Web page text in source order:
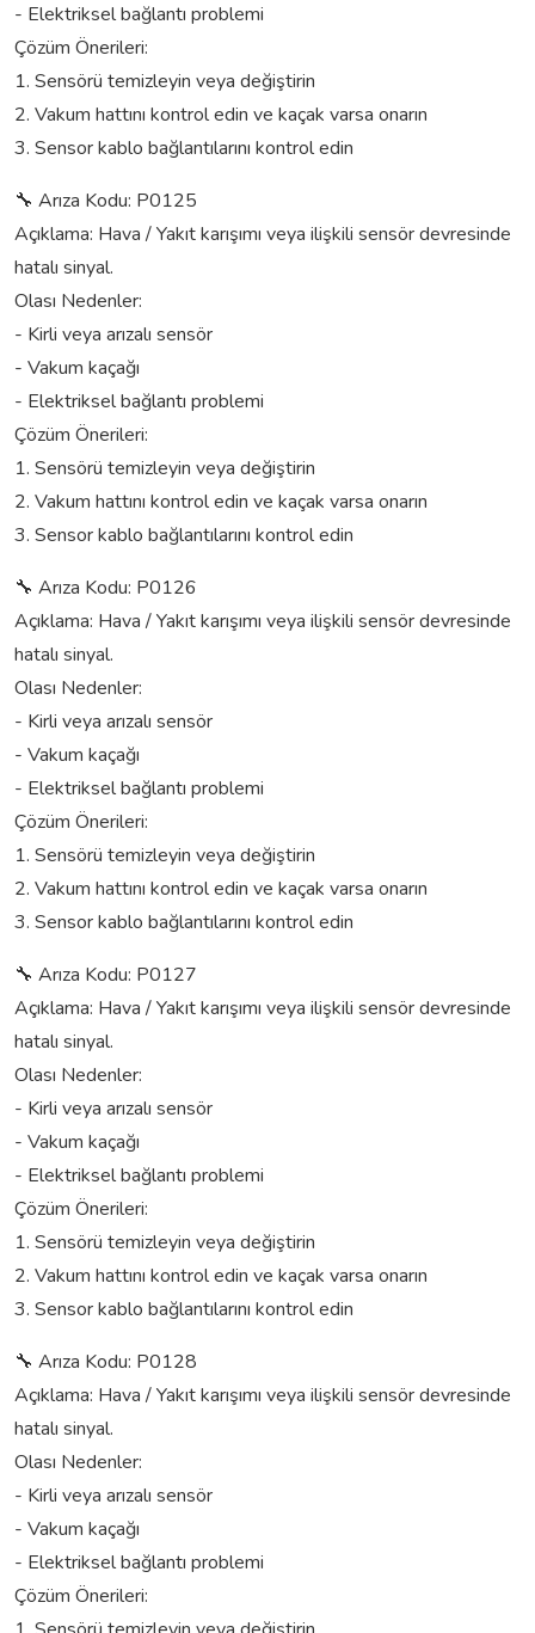
- Elektriksel bağlantı problemi
Çözüm Önerileri:
1. Sensörü temizleyin veya değiştirin
2. Vakum hattını kontrol edin ve kaçak varsa onarın
3. Sensor kablo bağlantılarını kontrol edin
🔧 Arıza Kodu: P0125
Açıklama: Hava / Yakıt karışımı veya ilişkili sensör devresinde
hatalı sinyal.
Olası Nedenler:
- Kirli veya arızalı sensör
- Vakum kaçağı
- Elektriksel bağlantı problemi
Çözüm Önerileri:
1. Sensörü temizleyin veya değiştirin
2. Vakum hattını kontrol edin ve kaçak varsa onarın
3. Sensor kablo bağlantılarını kontrol edin
🔧 Arıza Kodu: P0126
Açıklama: Hava / Yakıt karışımı veya ilişkili sensör devresinde
hatalı sinyal.
Olası Nedenler:
- Kirli veya arızalı sensör
- Vakum kaçağı
- Elektriksel bağlantı problemi
Çözüm Önerileri:
1. Sensörü temizleyin veya değiştirin
2. Vakum hattını kontrol edin ve kaçak varsa onarın
3. Sensor kablo bağlantılarını kontrol edin
🔧 Arıza Kodu: P0127
Açıklama: Hava / Yakıt karışımı veya ilişkili sensör devresinde
hatalı sinyal.
Olası Nedenler:
- Kirli veya arızalı sensör
- Vakum kaçağı
- Elektriksel bağlantı problemi
Çözüm Önerileri:
1. Sensörü temizleyin veya değiştirin
2. Vakum hattını kontrol edin ve kaçak varsa onarın
3. Sensor kablo bağlantılarını kontrol edin
🔧 Arıza Kodu: P0128
Açıklama: Hava / Yakıt karışımı veya ilişkili sensör devresinde
hatalı sinyal.
Olası Nedenler:
- Kirli veya arızalı sensör
- Vakum kaçağı
- Elektriksel bağlantı problemi
Çözüm Önerileri: